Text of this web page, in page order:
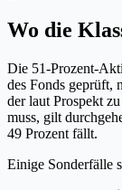
Wo die
Die 51-Prozent-
des Fonds geprüft,
der laut Prospekt
muss, gilt
49 Prozent fällt.
Einige Sonderfälle